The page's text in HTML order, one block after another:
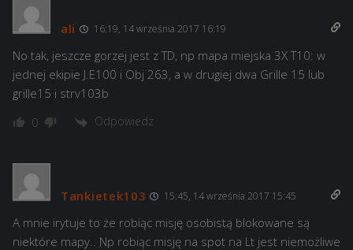
ali 16:19, 14 września 2017 16:19
No tak, jeszcze gorzej jest z TD, np mapa miejska 3X T10: w
jednej ekipie J.E100 i Obj 263, a w drugiej dwa Grille 15 lub
grille15 i strv103b
0 Odpowiedz
Tankietek103 15:45, 14 września 2017 15:45
A mnie irytuje to że robiąc misję osobistą blokowane są
niektóre mapy.. Np robiąc misję na spot na Lt jest niemożliwe